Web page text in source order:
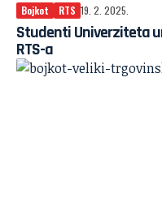
Bojkot RTS 19. 2. 2025.
Studenti Univerziteta
RTS-a